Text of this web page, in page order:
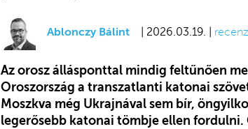
Ablonczy Bálint | 2026.03.19. |
Az orosz állásponttal mindig feltűnően
Oroszország a transzatlanti katonai
Moszkva még Ukrajnával sem bír,
legerősebb katonai tömbje ellen